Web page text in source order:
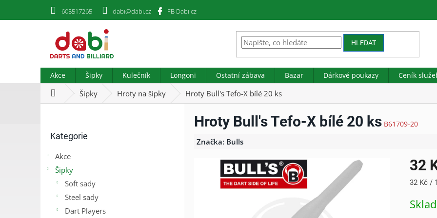
605517265 dabi@dabi.cz FB Dabi.cz
HLEDAT
Akce Šipky Kulečník Longoni Ostatní zábava Bazar Dárkové poukazy Ceník
DomůŠipky Hroty na šipky Hroty Bull's Tefo-X bílé 20 ks
kategorie
Kategorie
Akce
Šipky
Soft sady
Steel sady
Dart Players
Hroty Bull's Tefo-X bílé 20 ks B61709-20
Značka: Bulls
32
Měrná
32 Kč /